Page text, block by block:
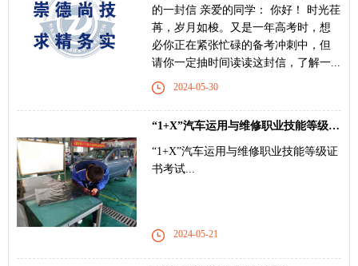
的一封信 亲爱的同学： 你好！ 时光荏
苒，岁月如梭。又是一年高考时，想
必你正在紧张忙碌的备考冲刺中，但
请你一定抽时间读读这封信，了解一...
2024-05-30
“1+X”汽车运用与维修职业技能等级证书考试
“1+X”汽车运用与维修职业技能等级证
书考试...
2024-05-21